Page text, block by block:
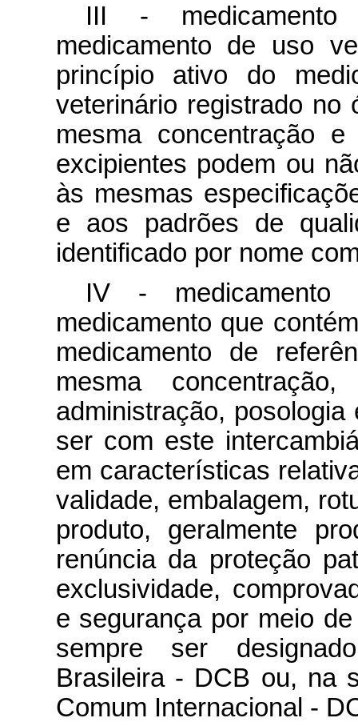
III -
medicamento de uso
princípio ativo do
veterinário registrado no
mesma concentração
excipientes podem ou
às mesmas
e aos padrões de
identificado por nome
IV - medicamento
medicamento que
medicamento de
mesma
administração,
ser com este
em características
validade, embalagem,
produto, geralmente
renúncia da proteção
exclusividade,
e segurança por meio
sempre ser
Brasileira - DCB ou, na
Comum Internacional -